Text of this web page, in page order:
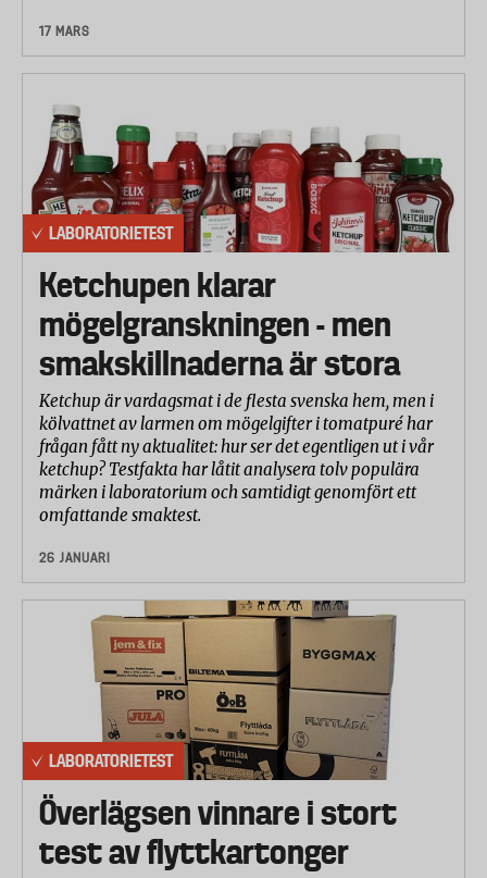
17 MARS
LABORATORIETEST
Ketchupen klarar
mögelgranskningen - men
smakskillnaderna är stora
Ketchup är vardagsmat i de flesta svenska hem, men i
kölvattnet av larmen om mögelgifter i tomatpuré har
frågan fått ny aktualitet: hur ser det egentligen ut i vår
ketchup? Testfakta har låtit analysera tolv populära
märken i laboratorium och samtidigt genomfört ett
omfattande smaktest.
26 JANUARI
LABORATORIETEST
Överlägsen vinnare i stort
test av flyttkartonger